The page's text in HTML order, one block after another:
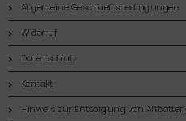
Allgemeine Geschaeftsbedingungen
Widerruf
Datenschutz
Kontakt
Hinweis zur Entsorgung von